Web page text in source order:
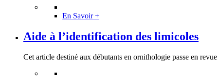
En Savoir +
Aide à l’identification des limicoles
Cet article destiné aux débutants en ornithologie passe en